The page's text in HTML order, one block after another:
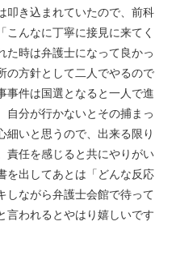
叩き込まれていたので、前科
んなに丁寧に接見に来てく
た時は弁護士になって良かっ
の方針として二人でやるので
事件は国選となると一人で進
自分が行かないとその捕まっ
細いと思うので、出来る限り
責任を感じると共にやりがい
を出してあとは「どんな反応
しながら弁護士会館で待って
言われるとやはり嬉しいです